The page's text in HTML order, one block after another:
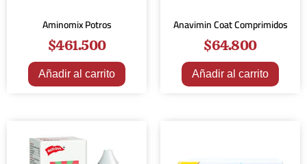
Aminomix Potros
$461.500
Añadir al carrito
Anavimin Coat Comprimidos
$64.800
Añadir al carrito